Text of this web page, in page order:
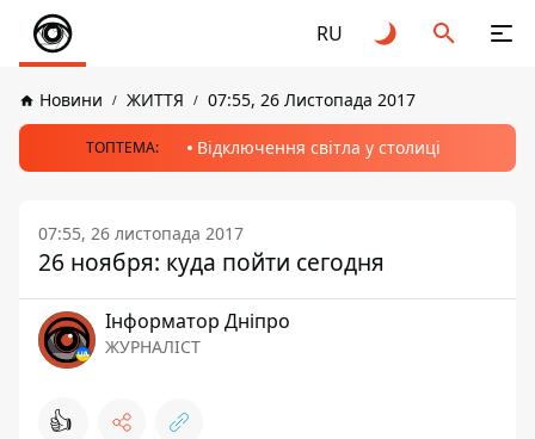
RU
Новини ЖИТТЯ 07:55, 26 Листопада 2017
ТОПТЕМА: Відключення світла у столиці
07:55, 26 листопада 2017
26 ноября: куда пойти сегодня
Інформатор Дніпро
ЖУРНАЛІСТ
👍